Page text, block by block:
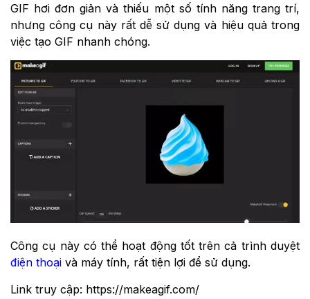
GIF hơi đơn giản và thiếu một số tính năng trang trí,
nhưng công cụ này rất dễ sử dụng và hiệu quả trong
việc tạo GIF nhanh chóng.
Công cụ này có thể hoạt động tốt trên cả trình duyệt
điện thoại và máy tính, rất tiện lợi để sử dụng.
Link truy cập: https://makeagif.com/